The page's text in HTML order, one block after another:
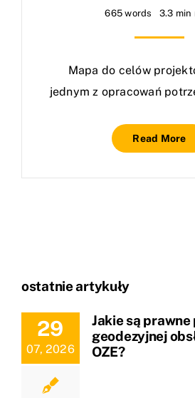
665 words 3.3 min
Mapa do celów
jednym z opracowań
Read More
ostatnie artykuły
29
07, 2026
Jakie są
geodezyjnej
OZE?